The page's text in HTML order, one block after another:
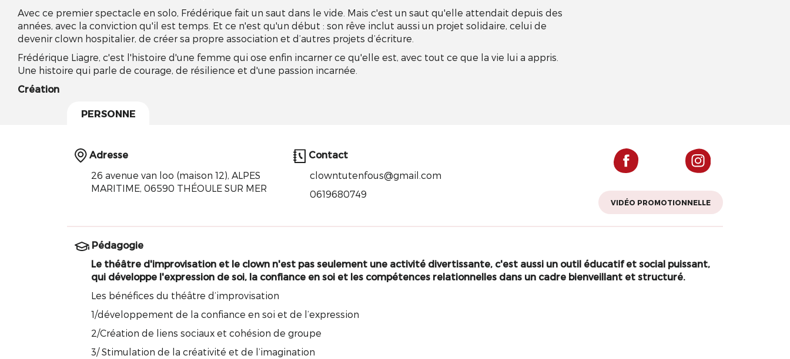
Avec ce premier spectacle en solo, Frédérique fait un saut dans le vide. Mais c'est un saut qu'elle attendait depuis des
années, avec la conviction qu'il est temps. Et ce n'est qu'un début : son rêve inclut aussi un projet solidaire, celui de
devenir clown hospitalier, de créer sa propre association et d’autres projets d’écriture.
Frédérique Liagre, c'est l'histoire d'une femme qui ose enfin incarner ce qu'elle est, avec tout ce que la vie lui a appris.
Une histoire qui parle de courage, de résilience et d'une passion incarnée.
Création
PERSONNE
Adresse
26 avenue van loo (maison 12), ALPES
MARITIME, 06590 THÉOULE SUR MER
Contact
clowntutenfous@gmail.com
0619680749
VIDÉO PROMOTIONNELLE
Pédagogie
Le théâtre d'improvisation et le clown n'est pas seulement une activité divertissante, c'est aussi un outil éducatif et social puissant,
qui développe l'expression de soi, la confiance en soi et les compétences relationnelles dans un cadre bienveillant et structuré.
Les bénéfices du théâtre d’improvisation
1/développement de la confiance en soi et de l’expression
2/Création de liens sociaux et cohésion de groupe
3/ Stimulation de la créativité et de l’imagination